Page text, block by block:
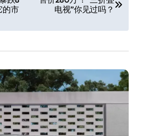
的市
电视”你见过吗？